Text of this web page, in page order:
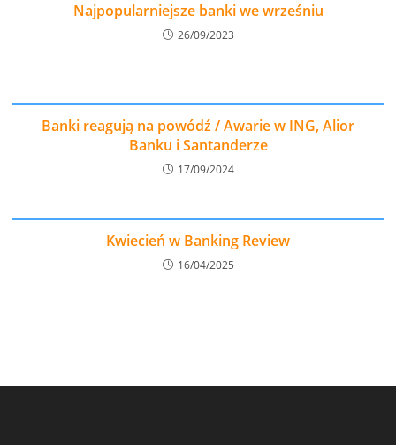
Najpopularniejsze banki we wrześniu
26/09/2023
Banki reagują na powódź / Awarie w ING, Alior
Banku i Santanderze
17/09/2024
Kwiecień w Banking Review
16/04/2025